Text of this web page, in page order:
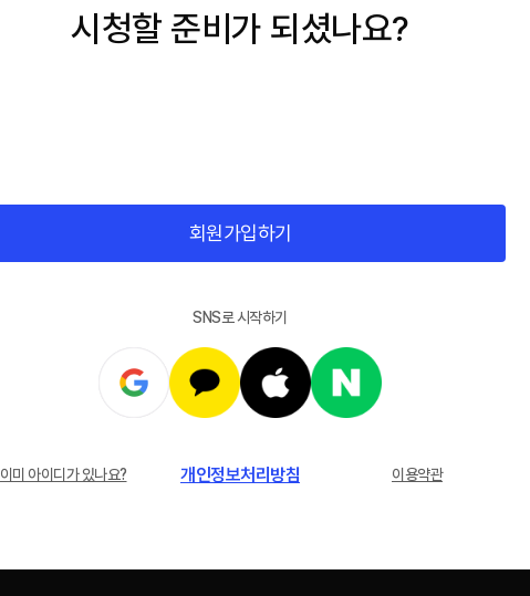
시청할 준비가 되셨나요?
회원가입하기
SNS로 시작하기
이미 아이디가 있나요? 개인정보처리방침 이용약관